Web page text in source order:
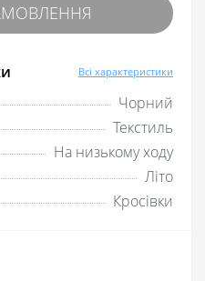
Всі характеристики
Чорний
Текстиль
На низькому ходу
Літо
Кросівки